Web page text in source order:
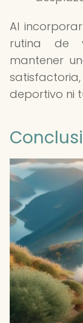
Al
rutina de
mantener
deportivo ni